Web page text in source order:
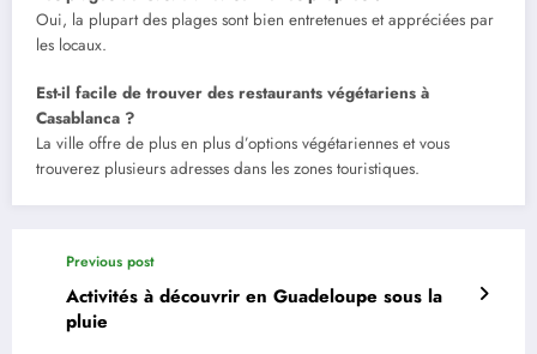
Oui, la plupart des plages sont bien entretenues et appréciées par
les locaux.
Est-il facile de trouver des restaurants végétariens à
Casablanca ?
La ville offre de plus en plus d’options végétariennes et vous
trouverez plusieurs adresses dans les zones touristiques.
Previous post
Activités à découvrir en Guadeloupe sous la
pluie